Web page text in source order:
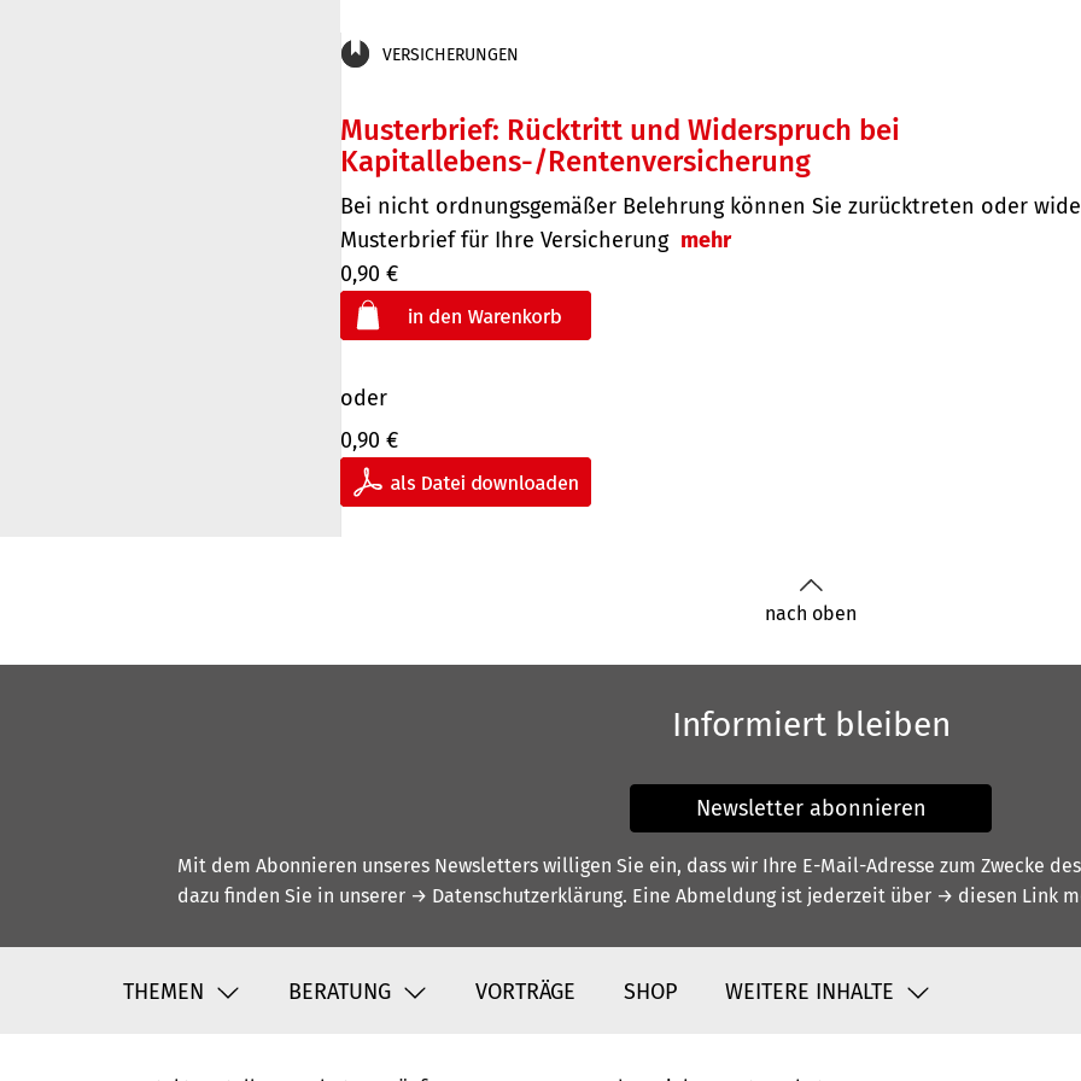
VERSICHERUNGEN
Musterbrief: Rücktritt und Widerspruch bei
Kapitallebens-/Rentenversicherung
Bei nicht ordnungsgemäßer Belehrung können Sie zurücktreten oder
Musterbrief für Ihre Versicherung mehr
0,90 €
oder
0,90 €
nach oben
Informiert bleiben
Newsletter abonnieren
Mit dem Abonnieren unseres Newsletters willigen Sie ein, dass wir Ihre E-Mail-Adresse zum Zwecke
dazu finden Sie in unserer → Datenschutzerklärung. Eine Abmeldung ist jederzeit über → diesen Link
THEMEN BERATUNG VORTRÄGE SHOP WEITERE INHALTE